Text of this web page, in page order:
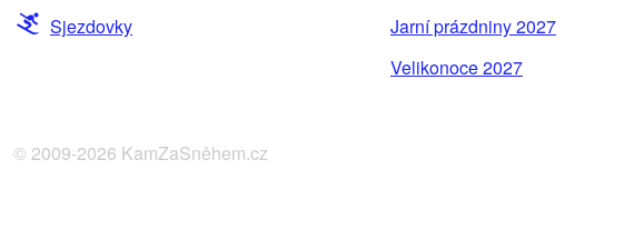
Sjezdovky
Jarní prázdniny 2027
Velikonoce 2027
© 2009-2026 KamZaSněhem.cz